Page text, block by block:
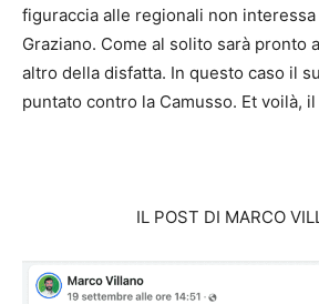
figuraccia alle regionali non
Graziano. Come al solito sarà pronto
altro della disfatta. In questo caso il
puntato contro la Camusso. Et voilà,
IL POST DI MARCO